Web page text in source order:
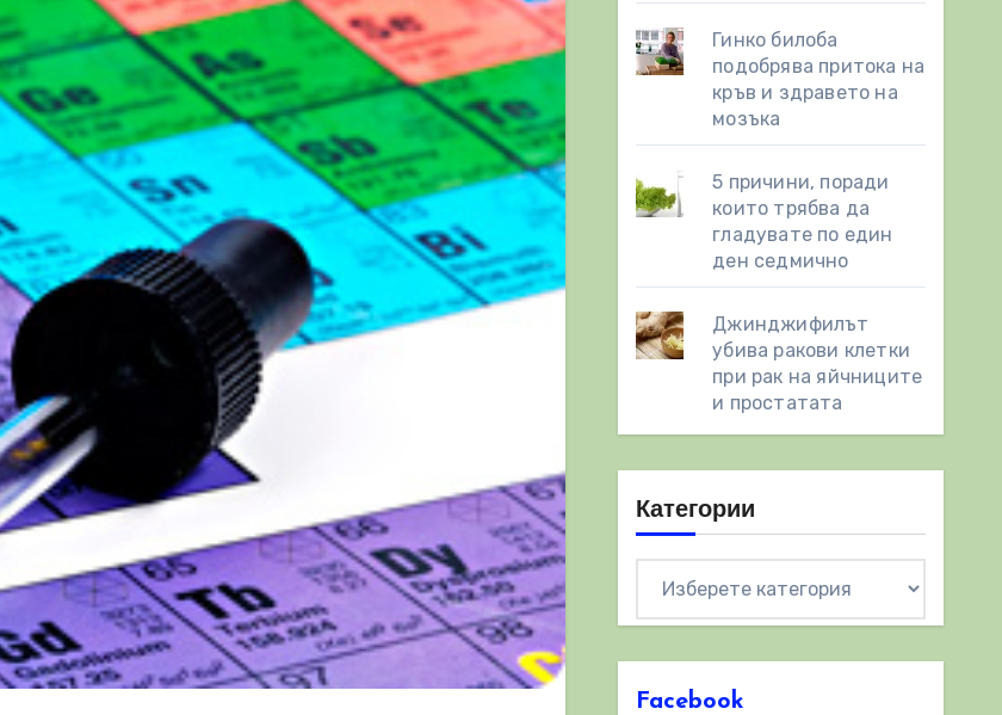
Гинко билоба
подобрява притока на
кръв и здравето на
мозъка
5 причини, поради
които трябва да
гладувате по един
ден седмично
Джинджифилът
убива ракови клетки
при рак на яйчниците
и простатата
Категории
Facebook